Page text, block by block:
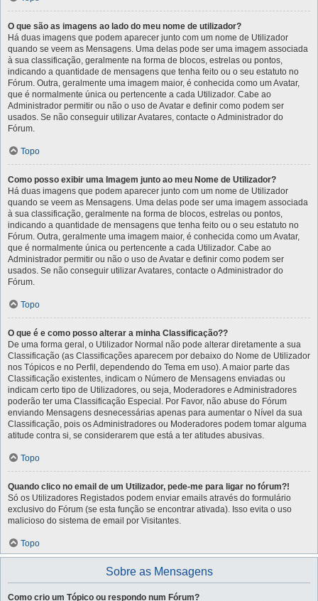
O que são as imagens ao lado do meu nome de utilizador?
Há duas imagens que podem aparecer junto com um nome de Utilizador
quando se veem as Mensagens. Uma delas pode ser uma imagem associada
à sua classificação, geralmente na forma de blocos, estrelas ou pontos,
indicando a quantidade de mensagens que tenha feito ou o seu estatuto no
Fórum. Outra, geralmente uma imagem maior, é conhecida como um Avatar,
que é normalmente única ou pertencente a cada Utilizador. Cabe ao
Administrador permitir ou não o uso de Avatar e definir como podem ser
usados. Se não conseguir utilizar Avatares, contacte o Administrador do
Fórum.
Topo
Como posso exibir uma Imagem junto ao meu Nome de Utilizador?
Há duas imagens que podem aparecer junto com um nome de Utilizador
quando se veem as Mensagens. Uma delas pode ser uma imagem associada
à sua classificação, geralmente na forma de blocos, estrelas ou pontos,
indicando a quantidade de mensagens que tenha feito ou o seu estatuto no
Fórum. Outra, geralmente uma imagem maior, é conhecida como um Avatar,
que é normalmente única ou pertencente a cada Utilizador. Cabe ao
Administrador permitir ou não o uso de Avatar e definir como podem ser
usados. Se não conseguir utilizar Avatares, contacte o Administrador do
Fórum.
Topo
O que é e como posso alterar a minha Classificação??
De uma forma geral, o Utilizador Normal não pode alterar diretamente a sua
Classificação (as Classificações aparecem por debaixo do Nome de Utilizador
nos Tópicos e no Perfil, dependendo do Tema em uso). A maior parte das
Classificação existentes, indicam o Número de Mensagens enviadas ou
indicam certo tipo de Utilizadores, ou seja, Moderadores e Administradores
poderão ter uma Classificação Especial. Por Favor, não abuse do Fórum
enviando Mensagens desnecessárias apenas para aumentar o Nível da sua
Classificação, pois os Administradores ou Moderadores podem tomar alguma
atitude contra si, se considerarem que está a ter atitudes abusivas.
Topo
Quando clico no email de um Utilizador, pede-me para ligar no fórum?!
Só os Utilizadores Registados podem enviar emails através do formulário
exclusivo do Fórum (se esta função se encontrar ativada). Isso evita o uso
malicioso do sistema de email por Visitantes.
Topo
Sobre as Mensagens
Como crio um Tópico ou respondo num Fórum?